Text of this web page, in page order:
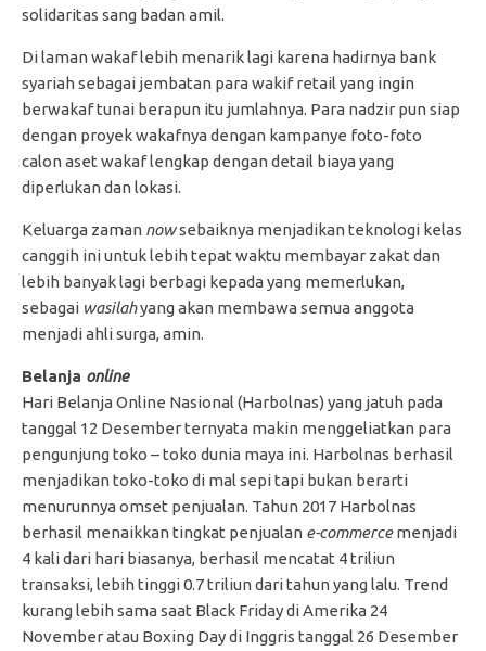
solidaritas sang badan amil.
Di laman wakaf lebih menarik lagi karena hadirnya bank
syariah sebagai jembatan para wakif retail yang ingin
berwakaf tunai berapun itu jumlahnya. Para nadzir pun siap
dengan proyek wakafnya dengan kampanye foto-foto
calon aset wakaf lengkap dengan detail biaya yang
diperlukan dan lokasi.
Keluarga zaman nowsebaiknya menjadikan teknologi kelas
canggih ini untuk lebih tepat waktu membayar zakat dan
lebih banyak lagi berbagi kepada yang memerlukan,
sebagai wasilahyang akan membawa semua anggota
menjadi ahli surga, amin.
Belanja online
Hari Belanja Online Nasional (Harbolnas) yang jatuh pada
tanggal 12 Desember ternyata makin menggeliatkan para
pengunjung toko – toko dunia maya ini. Harbolnas berhasil
menjadikan toko-toko di mal sepi tapi bukan berarti
menurunnya omset penjualan. Tahun 2017 Harbolnas
berhasil menaikkan tingkat penjualan e-commercemenjadi
4 kali dari hari biasanya, berhasil mencatat 4 triliun
transaksi, lebih tinggi 0.7 triliun dari tahun yang lalu. Trend
kurang lebih sama saat Black Friday di Amerika 24
November atau Boxing Day di Inggris tanggal 26 Desember